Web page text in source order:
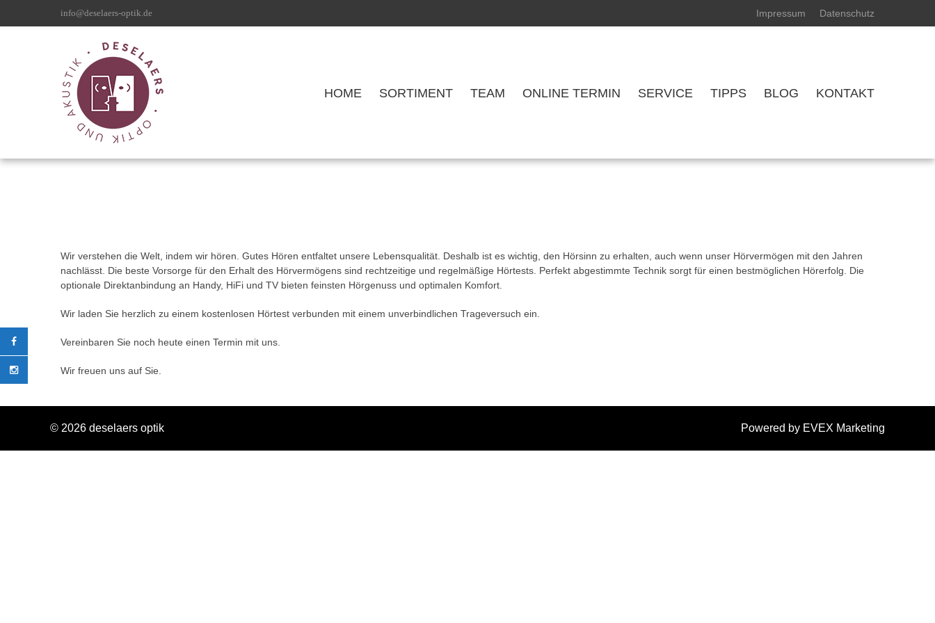
info@deselaers-optik.de Impressum Datenschutz
HOME SORTIMENT TEAM ONLINE TERMIN SERVICE TIPPS BLOG KONTAKT
Wir verstehen die Welt, indem wir hören. Gutes Hören entfaltet unsere Lebensqualität. Deshalb ist es wichtig, den Hörsinn zu erhalten, auch wenn unser Hörvermögen mit den Jahren
nachlässt. Die beste Vorsorge für den Erhalt des Hörvermögens sind rechtzeitige und regelmäßige Hörtests. Perfekt abgestimmte Technik sorgt für einen bestmöglichen Hörerfolg. Die
optionale Direktanbindung an Handy, HiFi und TV bieten feinsten Hörgenuss und optimalen Komfort.
Wir laden Sie herzlich zu einem kostenlosen Hörtest verbunden mit einem unverbindlichen Trageversuch ein.
Vereinbaren Sie noch heute einen Termin mit uns.
Wir freuen uns auf Sie.
© 2026 deselaers optik Powered by EVEX Marketing